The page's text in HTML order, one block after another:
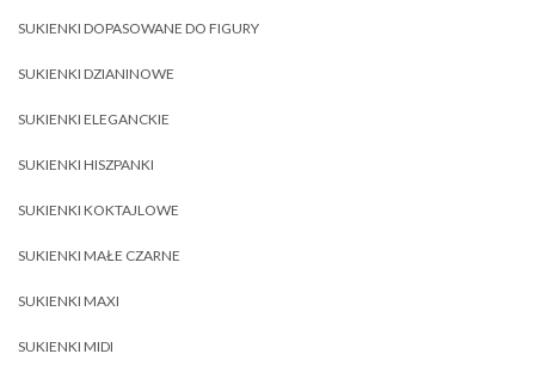
SUKIENKI DOPASOWANE DO FIGURY
SUKIENKI DZIANINOWE
SUKIENKI ELEGANCKIE
SUKIENKI HISZPANKI
SUKIENKI KOKTAJLOWE
SUKIENKI MAŁE CZARNE
SUKIENKI MAXI
SUKIENKI MIDI